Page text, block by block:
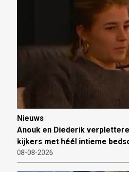
Nieuws
Anouk en Diederik
kijkers met héél intieme
08-08-2026